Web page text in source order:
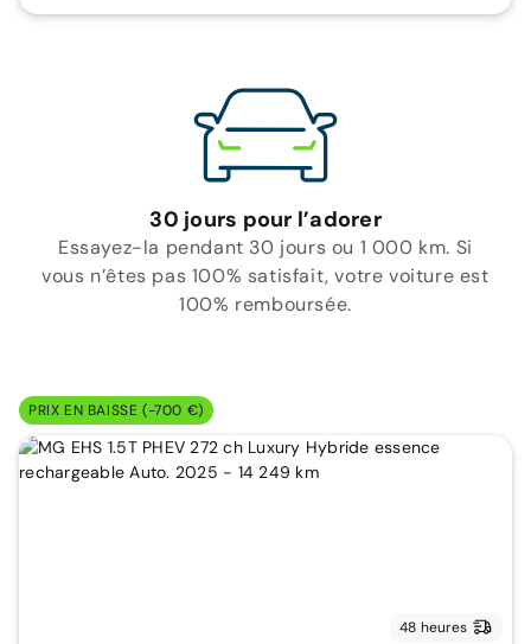
30 jours pour l’adorer
Essayez-la pendant 30 jours ou 1 000 km. Si
vous n’êtes pas 100% satisfait, votre voiture est
100% remboursée.
PRIX EN BAISSE (-700 €)
48 heures